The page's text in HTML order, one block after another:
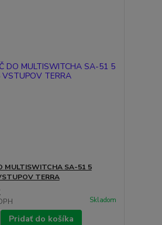
MULTISWITCHA SA-51 5
TERRA
Skladom
Pridať do košíka